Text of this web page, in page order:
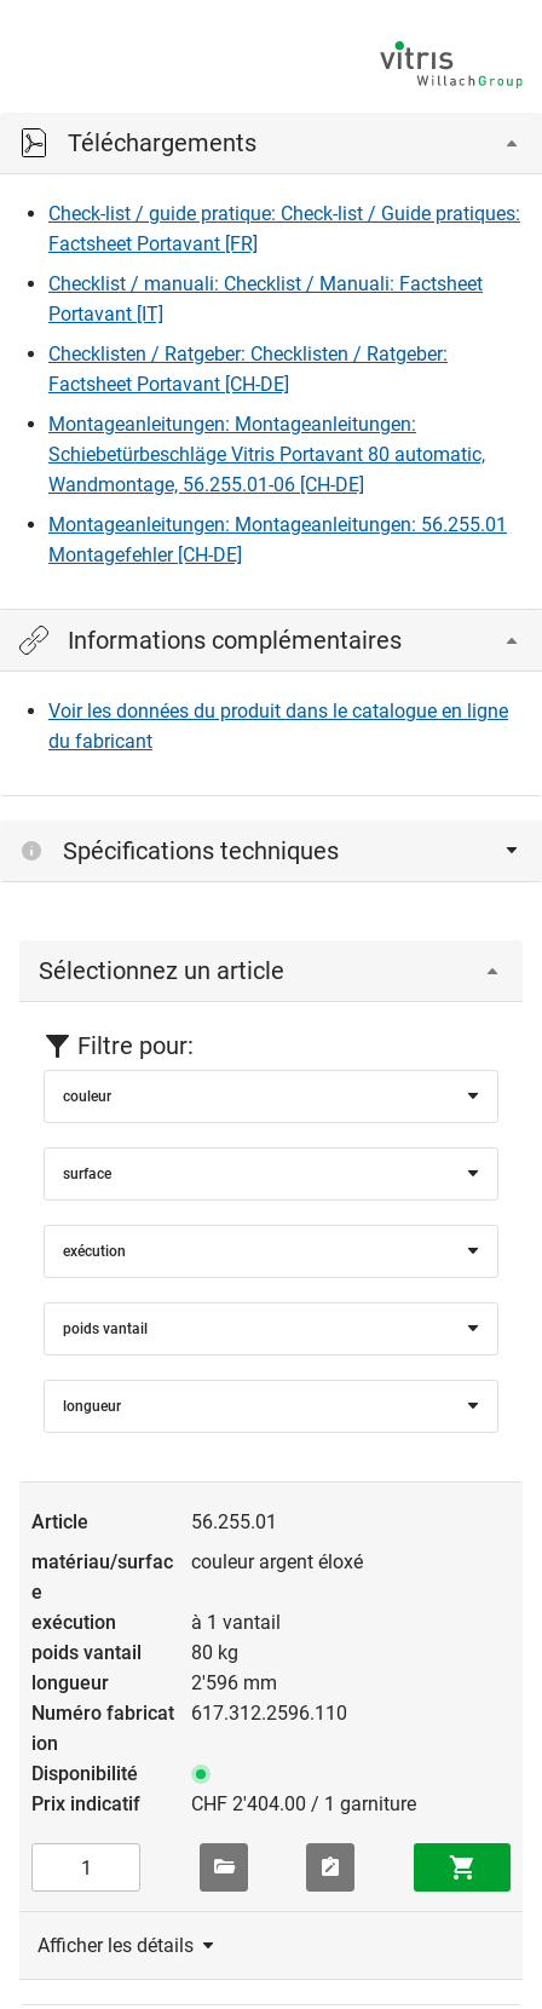
Téléchargements
Check-list / guide pratique: Check-list / Guide pratiques:
Factsheet Portavant [FR]
Checklist / manuali: Checklist / Manuali: Factsheet
Portavant [IT]
Checklisten / Ratgeber: Checklisten / Ratgeber:
Factsheet Portavant [CH-DE]
Montageanleitungen: Montageanleitungen:
Schiebetürbeschläge Vitris Portavant 80 automatic,
Wandmontage, 56.255.01-06 [CH-DE]
Montageanleitungen: Montageanleitungen: 56.255.01
Montagefehler [CH-DE]
Informations complémentaires
Voir les données du produit dans le catalogue en ligne
du fabricant
Spécifications techniques
Sélectionnez un article
Filtre pour:
couleur
surface
exécution
poids vantail
longueur
56.255.01
couleur argent éloxé
à 1 vantail
80 kg
2'596 mm
617.312.2596.110
CHF 2'404.00 / 1 garniture
Afficher les détails